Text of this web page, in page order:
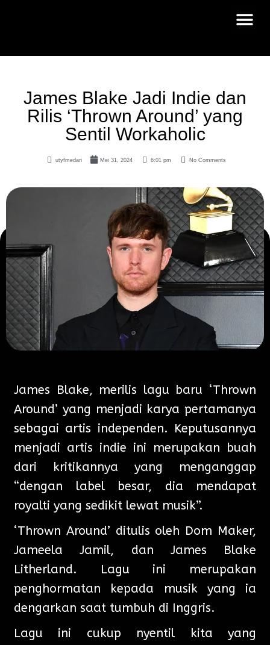
James Blake Jadi Indie dan
Rilis ‘Thrown Around’ yang
Sentil Workaholic
utyfmedari Mei 31, 2024 6:01 pm No Comments
James Blake, merilis lagu baru ‘Thrown
Around’ yang menjadi karya pertamanya
sebagai artis independen. Keputusannya
menjadi artis indie ini merupakan buah
dari kritikannya yang menganggap
“dengan label besar, dia mendapat
royalti yang sedikit lewat musik”.
‘Thrown Around’ ditulis oleh Dom Maker,
Jameela Jamil, dan James Blake
Litherland. Lagu ini merupakan
penghormatan kepada musik yang ia
dengarkan saat tumbuh di Inggris.
Lagu ini cukup nyentil kita yang